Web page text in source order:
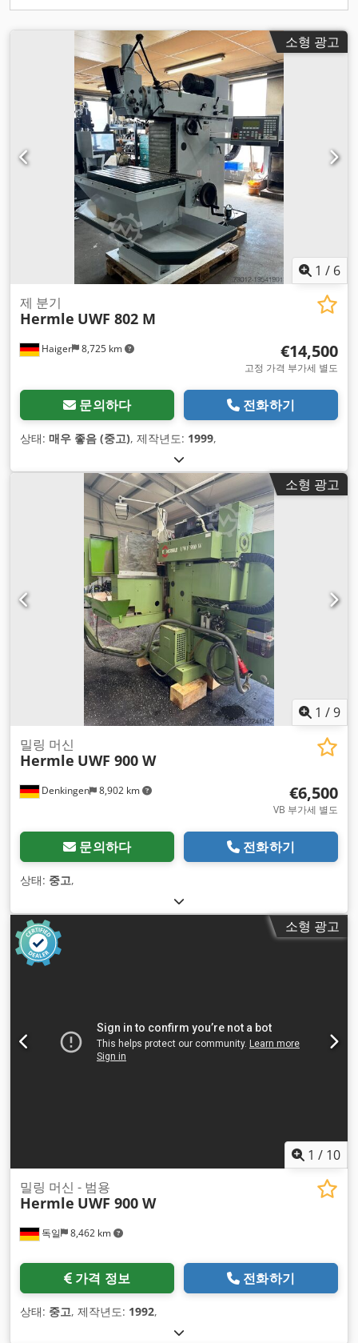
소형 광고
1 / 6
Haiger 8,725 km
제 분기
Hermle UWF 802 M
€14,500
고정 가격 부가세 별도
문의하다 전화하기
상태: 매우 좋음 (중고), 제작년도: 1999,
소형 광고
1 /9
Denkingen 8,902 km
밀링 머신
Hermle UWF 900 W
€6,500
VB 부가세 별도
문의하다 전화하기
상태: 중고,
소형 광고
1 / 10
독일 8,462 km
밀링 머신 - 범용
Hermle UWF 900 W
가격 정보 전화하기
상태: 중고, 제작년도: 1992,